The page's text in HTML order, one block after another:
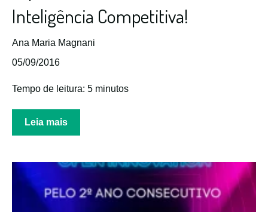
Inteligência Competitiva!
Ana Maria Magnani
05/09/2016
Tempo de leitura: 5 minutos
Leia mais